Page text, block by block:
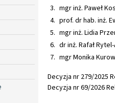
mgr inż. Paweł
prof. dr hab. inż.
mgr inż. Lidia
dr inż. Rafał
mgr Monika
Decyzja nr 279/2025
Decyzja nr 69/2026